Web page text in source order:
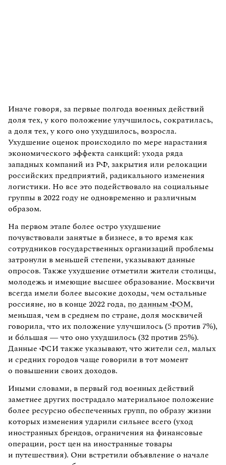
Иначе говоря, за первые полгода военных действий
доля тех, у кого положение улучшилось, сократилась,
а доля тех, у кого оно ухудшилось, возросла.
Ухудшение оценок происходило по мере нарастания
экономического эффекта санкций: ухода ряда
западных компаний из РФ, закрытия или релокации
российских предприятий, радикального изменения
логистики. Но все это подействовало на социальные
группы в 2022 году не одновременно и различным
образом.
На первом этапе более остро ухудшение
почувствовали занятые в бизнесе, в то время как
сотрудников государственных организаций проблемы
затронули в меньшей степени, указывают данные
опросов. Также ухудшение отметили жители столицы,
молодежь и имеющие высшее образование. Москвичи
всегда имели более высокие доходы, чем остальные
россияне, но в конце 2022 года, по данным ФОМ,
меньшая, чем в среднем по стране, доля москвичей
говорила, что их положение улучшилось (5 против 7%),
и бóльшая — что оно ухудшилось (32 против 25%).
Данные ФСИ также указывают, что жители сел, малых
и средних городов чаще говорили в тот момент
о повышении своих доходов.
Иными словами, в первый год военных действий
заметнее других пострадало материальное положение
более ресурсно обеспеченных групп, по образу жизни
которых изменения ударили сильнее всего (уход
иностранных брендов, ограничения на финансовые
операции, рост цен на иностранные товары
и путешествия). Они встретили объявление о начале